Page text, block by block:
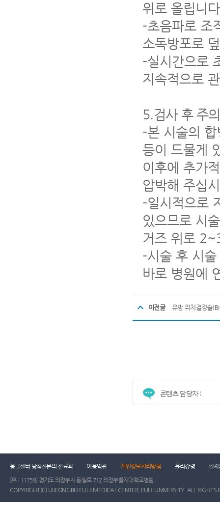
위로 올립니다
-초음파로 조
소독방포로
-실시간으로
지속적으로
5.검사 후 주
-본 시술의
등이 드물게
이후에 추가
압박해 주십
-일시적으로
있으므로 시
거즈 위로
-시술 후 시
바로 병원에
이전글 유방 위치결정술
콘텐츠 담당자 :
응급센터 당직전문의 진료과 이용약관 개인정보처리방침 윤리강령
환자
[우 : 11759] 경기도 의정부시 동일로 712 의정부을지대학교병원.
COPYRIGHT(C) UIJEONGBU EULJI MEDICAL CENTER, EULJI UNIVERSITY. ALL RIGHTS